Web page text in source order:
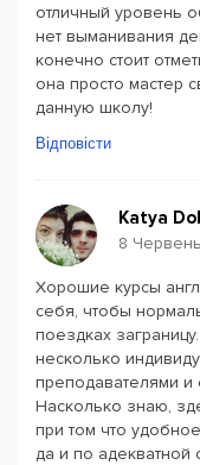
отличный уровень
нет выманивания
конечно стоит
она просто мастер
данную школу!
Відповісти
Katya
8
Хорошие курсы
себя, чтобы
поездках
несколько
преподавателями
Насколько знаю,
при том что
да и по адекватной